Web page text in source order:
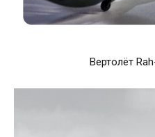
Вертолёт